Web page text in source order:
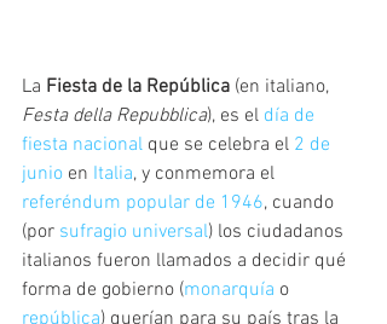
La Fiesta de la República (en italiano,
Festa della Repubblica), es el día de
fiesta nacional que se celebra el 2 de
junio en Italia, y conmemora el
referéndum popular de 1946, cuando
(por sufragio universal) los ciudadanos
italianos fueron llamados a decidir qué
forma de gobierno (monarquía o